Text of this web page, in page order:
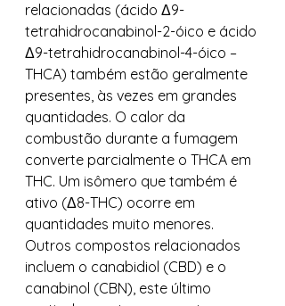
relacionadas (ácido Δ9-
tetrahidrocanabinol-2-óico e ácido
Δ9-tetrahidrocanabinol-4-óico –
THCA) também estão geralmente
presentes, às vezes em grandes
quantidades. O calor da
combustão durante a fumagem
converte parcialmente o THCA em
THC. Um isômero que também é
ativo (Δ8-THC) ocorre em
quantidades muito menores.
Outros compostos relacionados
incluem o canabidiol (CBD) e o
canabinol (CBN), este último